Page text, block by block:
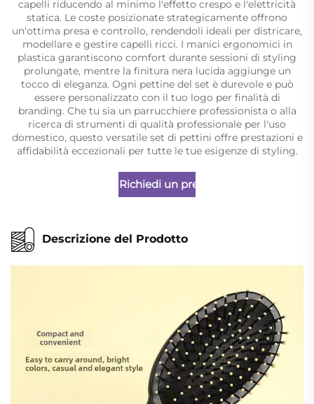
capelli riducendo al minimo l'effetto crespo e l'elettricità
statica. Le coste posizionate strategicamente offrono
un'ottima presa e controllo, rendendoli ideali per districare,
modellare e gestire capelli ricci. I manici ergonomici in
plastica garantiscono comfort durante sessioni di styling
prolungate, mentre la finitura nera lucida aggiunge un
tocco di eleganza. Ogni pettine del set è durevole e può
essere personalizzato con il tuo logo per finalità di
branding. Che tu sia un parrucchiere professionista o alla
ricerca di strumenti di qualità professionale per l'uso
domestico, questo versatile set di pettini offre prestazioni e
affidabilità eccezionali per tutte le tue esigenze di styling.
Richiedi un preventivo
Descrizione del Prodotto